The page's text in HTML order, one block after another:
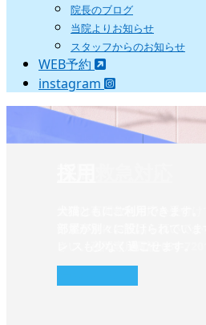
院長のブログ
当院よりお知らせ
スタッフからのお知らせ
WEB予約
instagram